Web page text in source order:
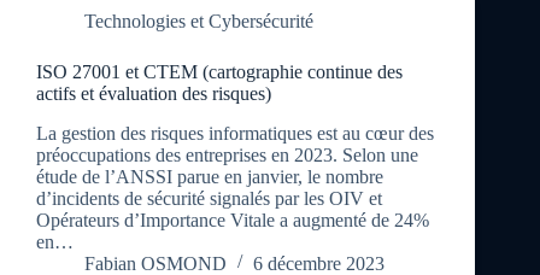
Technologies et Cybersécurité
ISO 27001 et CTEM (cartographie continue des
actifs et évaluation des risques)
La gestion des risques informatiques est au cœur des
préoccupations des entreprises en 2023. Selon une
étude de l’ANSSI parue en janvier, le nombre
d’incidents de sécurité signalés par les OIV et
Opérateurs d’Importance Vitale a augmenté de 24%
en…
Fabian OSMOND
6 décembre 2023